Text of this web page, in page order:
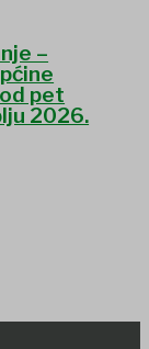
–
pet
2026.